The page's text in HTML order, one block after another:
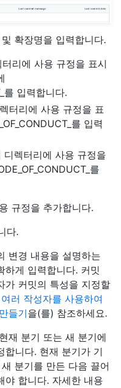
확장명을 입력합니다.
리에 사용 규정을 표시
를 입력합니다.
터리에 사용 규정을 표
를 입력
디렉터리에 사용 규정을
를
규정을 추가합니다.
다.
변경 내용을 설명하는
하게 입력합니다. 커밋
가 커밋의 특성을 지정할
여러 작성자를 사용하여
들기을(를) 참조하세요.
재 분기 또는 새 분기에
합니다. 현재 분기가 기
분기를 만든 다음 끌어
야 합니다. 자세한 내용